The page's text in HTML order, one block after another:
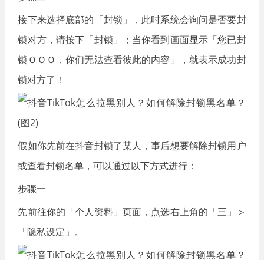
接下来选择底部的「封锁」，此时系统会询问是否要封
锁对方，请按下「封锁」；当你看到画面显示「您已封
锁ＯＯＯ，你们无法查看彼此的内容」，就表示成功封
锁对方了！
假如你先前在抖音封锁了某人，事后想要解除封锁用户
或查看封锁名单，可以通过以下方式进行：
步骤一
先前往你的「个人资料」页面，点选右上角的「三」＞
「隐私设定」。